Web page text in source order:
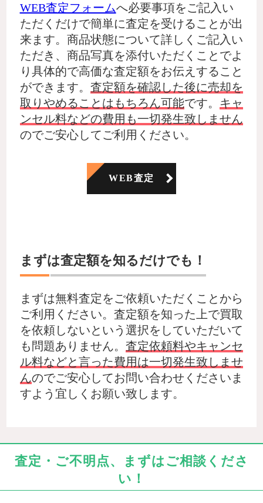
WEB査定フォームへ必要事項をご記入い
ただくだけで簡単に査定を受けることが出
来ます。商品状態について詳しくご記入い
ただき、商品写真を添付いただくことでよ
り具体的で高価な査定額をお伝えすること
ができます。 査定額を確認した後に売却を
取りやめることはもちろん可能です。
キャ
ンセル料などの費用も一切発生致しません
のでご安心してご利用ください。
WEB査定
まずは査定額を知るだけでも！
まずは無料査定をご依頼いただくことから
ご利用ください。査定額を知った上で買取
を依頼しないという選択をしていただいて
も問題ありません。 査定依頼料やキャンセ
ル料などと言った費用は一切発生致しませ
んのでご安心してお問い合わせくださいま
すよう宜しくお願い致します。
査定・ご不明点、まずはご相談くださ
い！